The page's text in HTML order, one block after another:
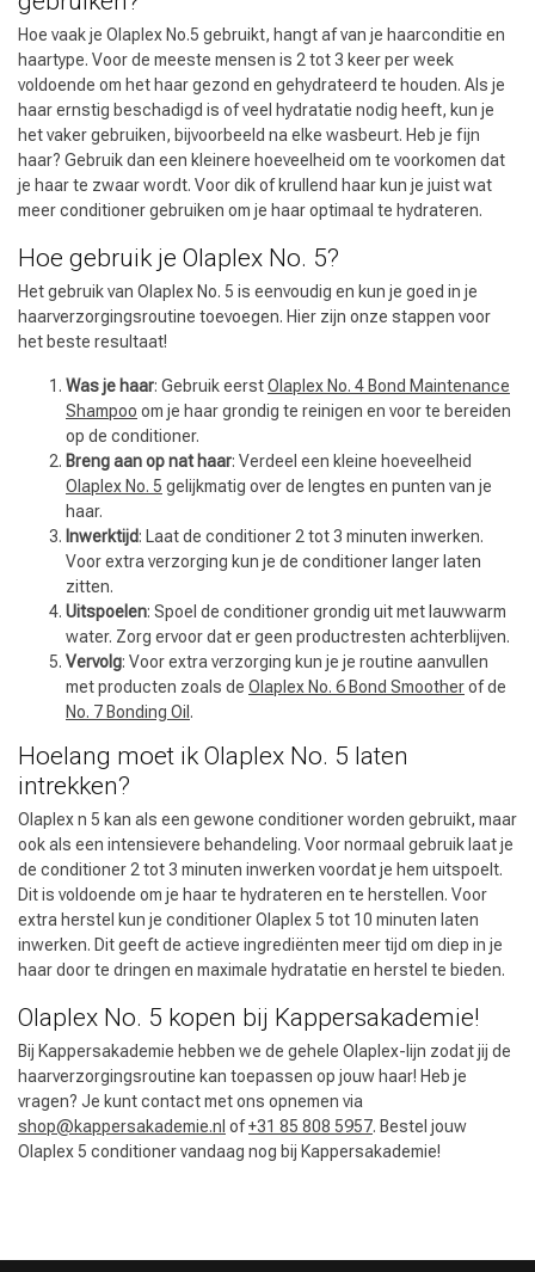
Omvorming
Hoe vaak je Olaplex No.5 gebruikt, hangt af van je haarconditie en
haartype. Voor de meeste mensen is 2 tot 3 keer per week
voldoende om het haar gezond en gehydrateerd te houden. Als je
haar ernstig beschadigd is of veel hydratatie nodig heeft, kun je
het vaker gebruiken, bijvoorbeeld na elke wasbeurt. Heb je fijn
haar? Gebruik dan een kleinere hoeveelheid om te voorkomen dat
je haar te zwaar wordt. Voor dik of krullend haar kun je juist wat
meer conditioner gebruiken om je haar optimaal te hydrateren.
Hoe gebruik je Olaplex No. 5?
Het gebruik van Olaplex No. 5 is eenvoudig en kun je goed in je
haarverzorgingsroutine toevoegen. Hier zijn onze stappen voor
het beste resultaat!
Was je haar: Gebruik eerstOlaplex No. 4 Bond Maintenance
Shampoo om je haar grondig te reinigen en voor te bereiden
op de conditioner.
Breng aan op nat haar: Verdeel een kleine hoeveelheid
Olaplex No. 5 gelijkmatig over de lengtes en punten van je
haar.
Inwerktijd: Laat de conditioner 2 tot 3 minuten inwerken.
Voor extra verzorging kun je de conditioner langer laten
zitten.
Uitspoelen: Spoel de conditioner grondig uit met lauwwarm
water. Zorg ervoor dat er geen productresten achterblijven.
Vervolg: Voor extra verzorging kun je je routine aanvullen
met producten zoals de Olaplex No. 6 Bond Smootherof de
No. 7 Bonding Oil .
Hoelang moet ik Olaplex No. 5 laten
intrekken?
Olaplex n 5 kan als een gewone conditioner worden gebruikt, maar
ook als een intensievere behandeling. Voor normaal gebruik laat je
de conditioner 2 tot 3 minuten inwerken voordat je hem uitspoelt.
Dit is voldoende om je haar te hydrateren en te herstellen. Voor
extra herstel kun je conditioner Olaplex 5 tot 10 minuten laten
inwerken. Dit geeft de actieve ingrediënten meer tijd om diep in je
haar door te dringen en maximale hydratatie en herstel te bieden.
Olaplex No. 5 kopen bij Kappersakademie!
Bij Kappersakademie hebben we de gehele Olaplex-lijn zodat jij de
haarverzorgingsroutine kan toepassen op jouw haar! Heb je
vragen? Je kunt contact met ons opnemen via
shop@kappersakademie.nl of+31 85 808 5957. Bestel jouw
Olaplex 5 conditioner vandaag nog bij Kappersakademie!